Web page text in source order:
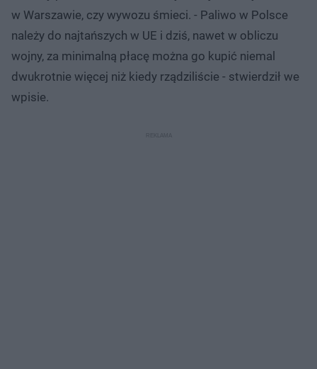
w Warszawie, czy wywozu śmieci. - Paliwo w Polsce
należy do najtańszych w UE i dziś, nawet w obliczu
wojny, za minimalną płacę można go kupić niemal
dwukrotnie więcej niż kiedy rządziliście - stwierdził we
wpisie.